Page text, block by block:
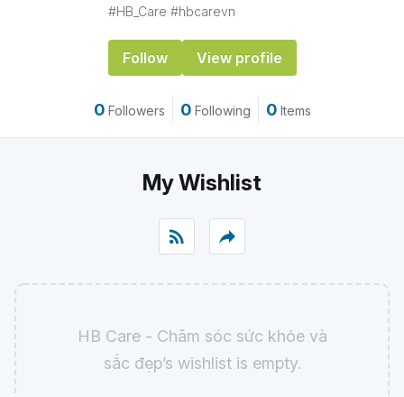
#HB_Care #hbcarevn
Follow View profile
0 Followers 0 Following 0 Items
My Wishlist
rss_feed reply
HB Care - Chăm sóc sức khỏe và
sắc đẹp’s wishlist is empty.